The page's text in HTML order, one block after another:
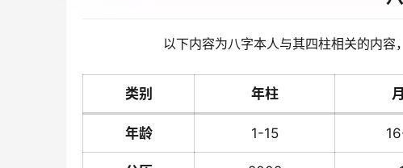
以下内容为八字本人与其四柱相关的内容
类别 年柱
年龄 1-15